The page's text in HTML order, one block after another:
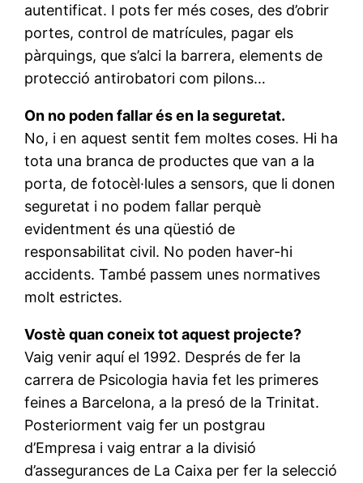
autentificat. I pots fer més coses, des d’obrir
portes, control de matrícules, pagar els
pàrquings, que s’alci la barrera, elements de
protecció antirobatori com pilons…
On no poden fallar és en la seguretat.
No, i en aquest sentit fem moltes coses. Hi ha
tota una branca de productes que van a la
porta, de fotocèl·lules a sensors, que li donen
seguretat i no podem fallar perquè
evidentment és una qüestió de
responsabilitat civil. No poden haver-hi
accidents. També passem unes normatives
molt estrictes.
Vostè quan coneix tot aquest projecte?
Vaig venir aquí el 1992. Després de fer la
carrera de Psicologia havia fet les primeres
feines a Barcelona, a la presó de la Trinitat.
Posteriorment vaig fer un postgrau
d’Empresa i vaig entrar a la divisió
d’assegurances de La Caixa per fer la selecció